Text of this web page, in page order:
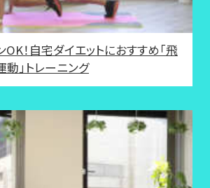
OK！自宅ダイエットにおすすめ「飛
」トレーニング